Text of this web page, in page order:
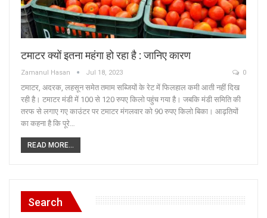
टमाटर क्यों इतना महंगा हो रहा है : जानिए कारण
Zamanul Hasan Jul 18, 2023 0
टमाटर, अदरक, लहसून समेत तमाम सब्जियों के रेट में फिलहाल कमी आती नहीं दिख
रही है। टमाटर मंडी में 100 से 120 रुपए किलो पहुंच गया है। जबकि मंडी समिति की
तरफ से लगाए गए काउंटर पर टमाटर मंगलवार को 90 रुपए किलो बिका। आढ़तियों
का कहना है कि पूरे…
READ MORE...
Search